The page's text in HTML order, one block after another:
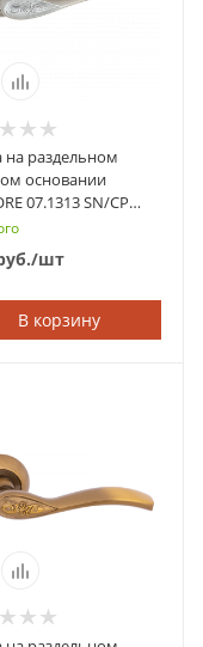
на раздельном
основании
07.1313 SN/CP
Хром)
/шт
В корзину